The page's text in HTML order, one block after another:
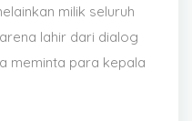
milik seluruh
lahir dari dialog
meminta para kepala